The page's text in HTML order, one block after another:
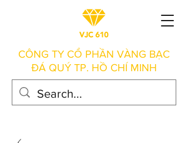
CÔNG TY CỔ PHẦN VÀNG BẠC
ĐÁ QUÝ TP. HỒ CHÍ MINH